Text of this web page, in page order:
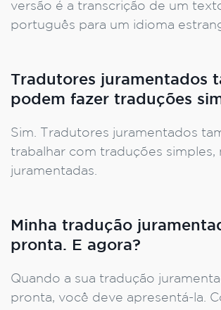
versão é a transcrição de um
português para um idioma
Tradutores juramentados
podem fazer traduções
Sim. Tradutores juramentados
trabalhar com traduções simples,
juramentadas.
Minha tradução
pronta. E agora?
Quando a sua tradução
pronta, você deve apresentá-la.